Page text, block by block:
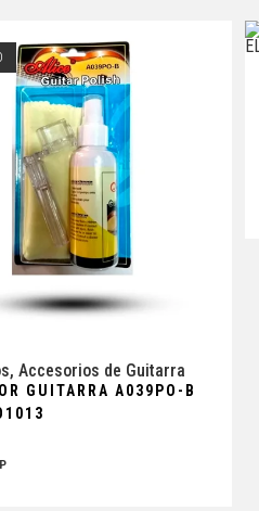
, Accesorios de Guitarra
GUITARRA A039PO-B